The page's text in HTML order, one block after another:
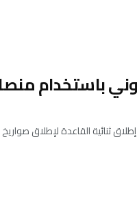
باستخدام
إطلاق ثنائية القاعدة لإطلاق